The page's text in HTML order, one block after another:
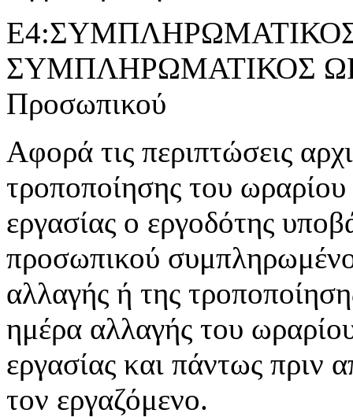
ΣΥΜΠΛΗΡΩΜΑΤΙΚΟΣ
Προσωπικού
Αφορά τις περιπτώσεις
τροποποίησης του
εργασίας ο εργοδότης
προσωπικού
αλλαγής ή της
ημέρα αλλαγής του
εργασίας και πάντως πριν
τον εργαζόμενο.